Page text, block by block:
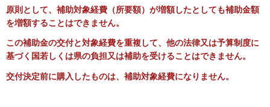
原則として、補助対象経費（所要額）が増額したとしても補助金額
を増額することはできません。
この補助金の交付と対象経費を重複して、他の法律又は予算制度に
基づく国若しくは県の負担又は補助を受けることはできません。
交付決定前に購入したものは、補助対象経費になりません。